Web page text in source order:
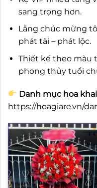
sang trọng hơn.
Lẵng chúc mừng
phát tài – phát lộc.
Thiết kế theo màu
phong thủy tuổi
Danh mục hoa
https://hoagiare.vn/